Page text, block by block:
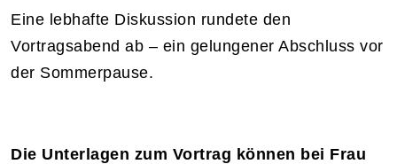
Eine lebhafte Diskussion rundete den
Vortragsabend ab – ein gelungener Abschluss vor
der Sommerpause.
Die Unterlagen zum Vortrag können bei Frau